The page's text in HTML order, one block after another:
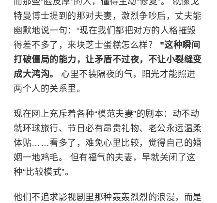
特曼博士提到的那对夫妻，激烈争吵后，丈夫能
幽默地说一句：“现在我们都把对方的人格摧毁
得差不多了，来块芝士蛋糕怎么样？ ”这种瞬间
打破僵局的能力，让矛盾不过夜，不让小裂缝变
成大鸿沟。 心里不装隔夜的气，阳光才能照进
两个人的关系里。
现在网上充斥着各种“模范夫妻”的剧本：动不动
就环球旅行、节日必有昂贵礼物、老公永远温柔
体贴……看多了，难免心里比较，觉得自己的婚
姻一地鸡毛。 但有福气的夫妻，早就关闭了这
种“比较模式”。
他们不追求影视剧里那种轰轰烈烈的浪漫，而是